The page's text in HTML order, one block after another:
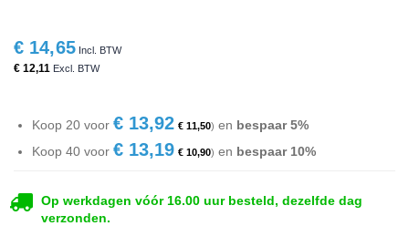
€ 14,65
€ 12,11
Koop 20 voor € 13,92 € 11,50 en bespaar5%
Koop 40 voor € 13,19 € 10,90 en bespaar10%
Op werkdagen vóór 16.00 uur besteld, dezelfde dag
verzonden.